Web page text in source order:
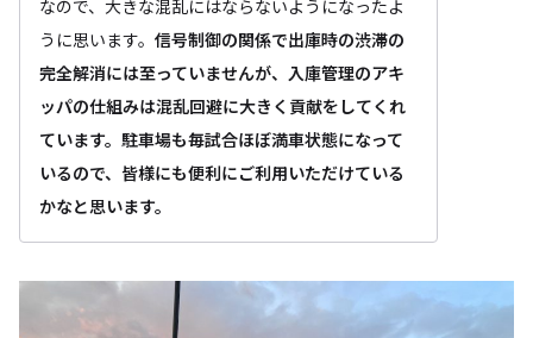
なので、大きな混乱にはならないようになったよ
うに思います。 信号制御の関係で出庫時の渋滞の
完全解消には至っていませんが、入庫管理のアキ
ッパの仕組みは混乱回避に大きく貢献をしてくれ
ています。駐車場も毎試合ほぼ満車状態になって
いるので、皆様にも便利にご利用いただけている
かなと思います。